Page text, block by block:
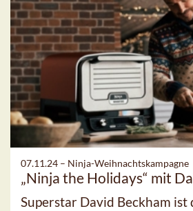
07.11.24 – Ninja-Weihnachtskampagne
„Ninja the Holidays“ mit
Superstar David Beckham ist